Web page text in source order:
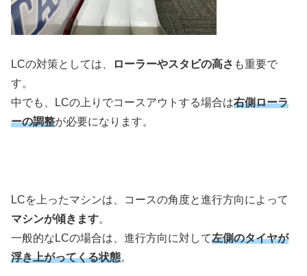
LCの対策としては、 ローラーやスタビの高さ も重要で
す。
中でも、LCの上りでコースアウトする場合は右側ローラ
ーの調整が必要になります。
LCを上ったマシンは、コースの角度と進行方向によって
マシンが傾きます。
一般的なLCの場合は、進行方向に対して左側のタイヤが
浮き上がってくる状態。